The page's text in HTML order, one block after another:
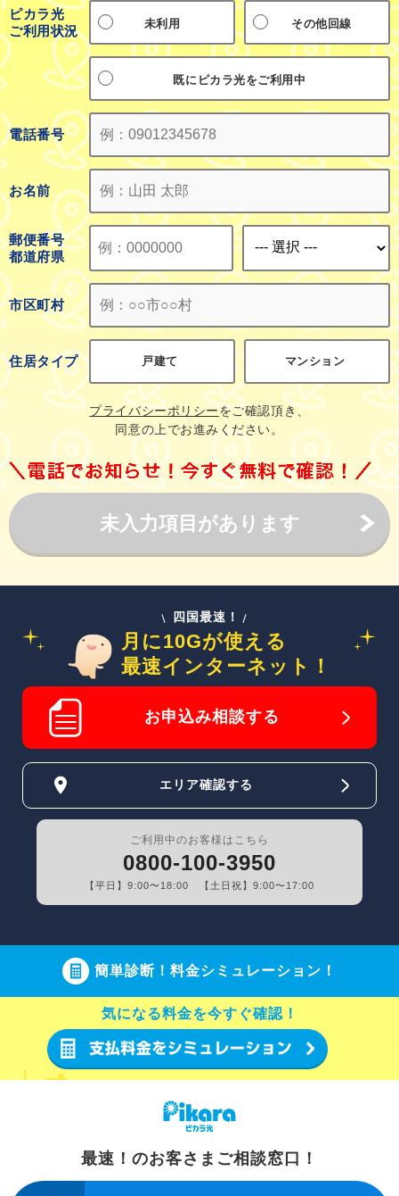
四国最速！
月に10Gが使える
最速インターネット！
お申込み相談する
エリア確認する
ご利用中のお客様はこちら
0800-100-3950
【平日】9:00〜18:00 【土日祝】9:00〜17:00
簡単診断！料金シミュレーション！
気になる料金を今すぐ確認！
最速！のお客さまご相談窓口！